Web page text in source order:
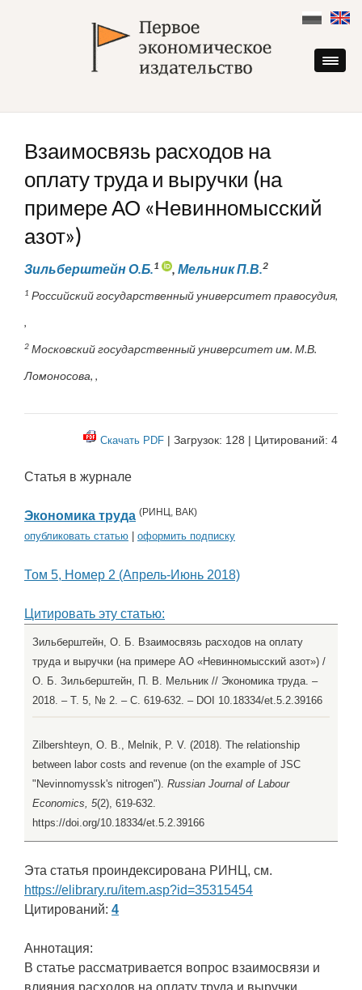
content
Взаимосвязь расходов на
оплату труда и выручки (на
примере АО «Невинномысский
азот»)
Зильберштейн О.Б.1 , Мельник П.В.2
1 Российский государственный университет правосудия,
,
2 Московский государственный университет им. М.В.
Ломоносова, ,
Скачать PDF | Загрузок: 128 | Цитирований: 4
Статья в журнале
Экономика труда (РИНЦ, ВАК)
опубликовать статью оформить подписку
Том 5, Номер 2 (Апрель-Июнь 2018)
Цитировать эту статью:
Зильберштейн, О. Б. Взаимосвязь расходов на оплату
труда и выручки (на примере АО «Невинномысский азот») /
О. Б. Зильберштейн, П. В. Мельник // Экономика труда. –
2018. – Т. 5, № 2. – С. 619-632. – DOI 10.18334/et.5.2.39166
Zilbershteyn, O. B., Melnik, P. V. (2018). The relationship
between labor costs and revenue (on the example of JSC
"Nevinnomyssk's nitrogen"). Russian Journal of Labour
Economics, 5(2), 619-632.
https://doi.org/10.18334/et.5.2.39166
Эта статья проиндексирована РИНЦ, см.
https://elibrary.ru/item.asp?id=35315454
Цитирований: 4
Аннотация:
В статье рассматривается вопрос взаимосвязи и